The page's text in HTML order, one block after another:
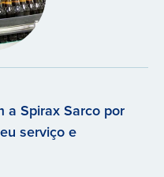
a Spirax Sarco por
serviço e